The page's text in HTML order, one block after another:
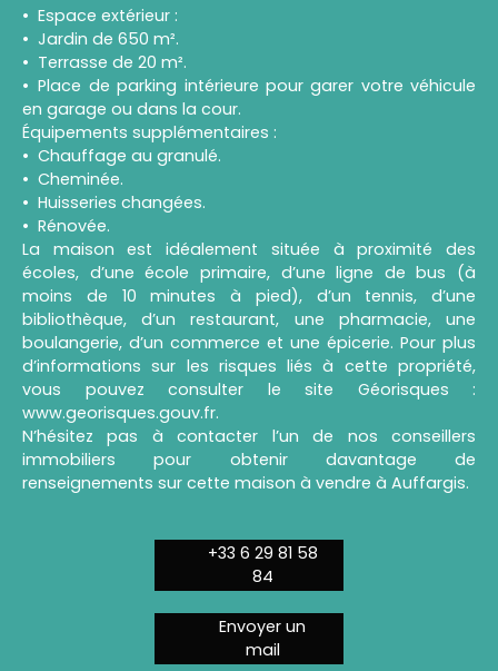
Espace extérieur :
Jardin de 650 m².
Terrasse de 20 m².
Place de parking intérieure pour garer votre véhicule
en garage ou dans la cour.
Équipements supplémentaires :
Chauffage au granulé.
Cheminée.
Huisseries changées.
Rénovée.
La maison est idéalement située à proximité des
écoles, d’une école primaire, d’une ligne de bus (à
moins de 10 minutes à pied), d’un tennis, d’une
bibliothèque, d’un restaurant, une pharmacie, une
boulangerie, d’un commerce et une épicerie. Pour plus
d’informations sur les risques liés à cette propriété,
vous pouvez consulter le site Géorisques :
www.georisques.gouv.fr.
N’hésitez pas à contacter l’un de nos conseillers
immobiliers pour obtenir davantage de
renseignements sur cette maison à vendre à Auffargis.
+33 6 29 81 58
84
Envoyer un
mail